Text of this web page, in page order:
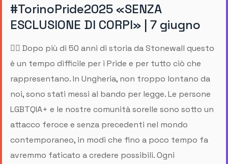
#TorinoPride2025 «SENZA
ESCLUSIONE DI CORPI» | 7 giugno
🏳️‍🌈 Dopo più di 50 anni di storia da Stonewall questo
è un tempo difficile per i Pride e per tutto ciò che
rappresentano. In Ungheria, non troppo lontano da
noi, sono stati messi al bando per legge. Le persone
LGBTQIA+ e le nostre comunità sorelle sono sotto un
attacco feroce e senza precedenti nel mondo
contemporaneo, in modi che fino a poco tempo fa
avremmo faticato a credere possibili. Ogni